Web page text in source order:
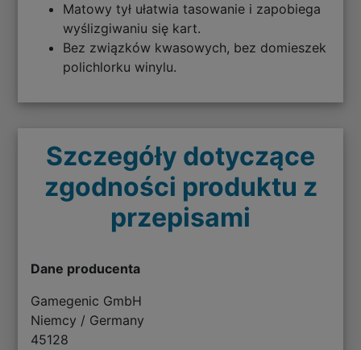
Matowy tył ułatwia tasowanie i zapobiega
wyślizgiwaniu się kart.
Bez związków kwasowych, bez domieszek
polichlorku winylu.
Szczegóły dotyczące
zgodności produktu z
przepisami
Dane producenta
Gamegenic GmbH
Niemcy / Germany
45128